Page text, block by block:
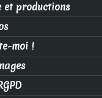
et productions
moi !